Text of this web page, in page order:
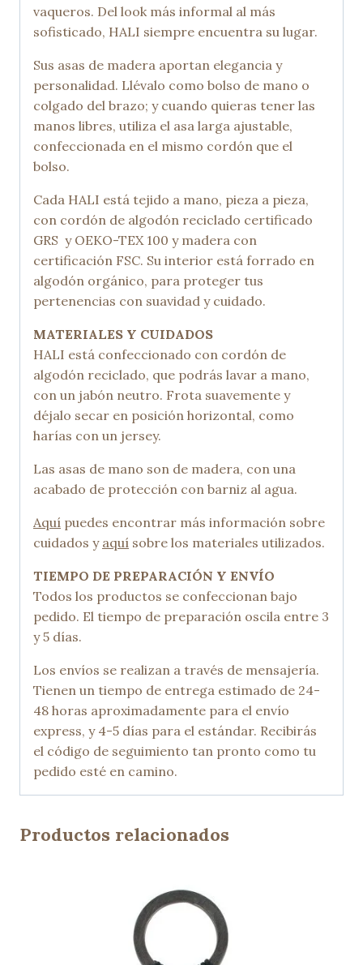
vaqueros. Del look más informal al más
sofisticado, HALI siempre encuentra su lugar.
Sus asas de madera aportan elegancia y
personalidad. Llévalo como bolso de mano o
colgado del brazo; y cuando quieras tener las
manos libres, utiliza el asa larga ajustable,
confeccionada en el mismo cordón que el
bolso.
Cada HALI está tejido a mano, pieza a pieza,
con cordón de algodón reciclado certificado
GRS y OEKO-TEX 100 y madera con
certificación FSC. Su interior está forrado en
algodón orgánico, para proteger tus
pertenencias con suavidad y cuidado.
MATERIALES Y CUIDADOS
HALI está confeccionado con cordón de
algodón reciclado, que podrás lavar a mano,
con un jabón neutro. Frota suavemente y
déjalo secar en posición horizontal, como
harías con un jersey.
Las asas de mano son de madera, con una
acabado de protección con barniz al agua.
Aquí puedes encontrar más información sobre
cuidados y aquí sobre los materiales utilizados.
TIEMPO DE PREPARACIÓN Y ENVÍO
Todos los productos se confeccionan bajo
pedido. El tiempo de preparación oscila entre 3
y 5 días.
Los envíos se realizan a través de mensajería.
Tienen un tiempo de entrega estimado de 24-
48 horas aproximadamente para el envío
express, y 4-5 días para el estándar. Recibirás
el código de seguimiento tan pronto como tu
pedido esté en camino.
Productos relacionados